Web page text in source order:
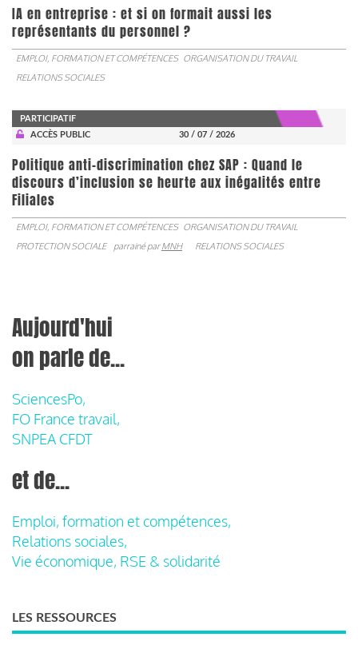
IA en entreprise : et si on formait aussi les
représentants du personnel ?
EMPLOI, FORMATION ET COMPÉTENCES ORGANISATION DU TRAVAIL
RELATIONS SOCIALES
PARTICIPATIF
ACCÈS PUBLIC
30 / 07 / 2026
Politique anti-discrimination chez SAP : Quand le
discours d’inclusion se heurte aux inégalités entre
Filiales
EMPLOI, FORMATION ET COMPÉTENCES ORGANISATION DU TRAVAIL
PROTECTION SOCIALE
parrainé parMNH RELATIONS SOCIALES
Aujourd'hui
on parle de...
SciencesPo,
FO France travail,
SNPEA CFDT
et de...
Emploi, formation et compétences,
Relations sociales,
Vie économique, RSE & solidarité
LES RESSOURCES